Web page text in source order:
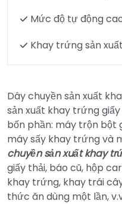
Mức độ tự động
Khay trứng sản
Dây chuyền sản xuất
sản xuất khay trứng
bốn phần: máy trộn bột
máy sấy khay trứng và
chuyền sản xuất khay
giấy thải, báo cũ, hộp
khay trứng, khay trái
thức ăn dùng một lần,